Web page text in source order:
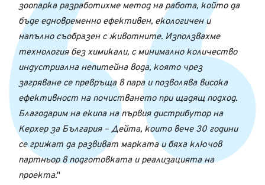
зоопарка разработихме метод на работа, който да
бъде едновременно ефективен, екологичен и
напълно съобразен с животните. Използвахме
технология без химикали, с минимално количество
индустриална непитейна вода, която чрез
загряване се превръща в пара и позволява висока
ефективност на почистването при щадящ подход.
Благодарим на екипа на първия дистрибутор на
Керхер за България – Дейта, които вече 30 години
се грижат да развиват марката и бяха ключов
партньор в подготовката и реализацията на
проекта.